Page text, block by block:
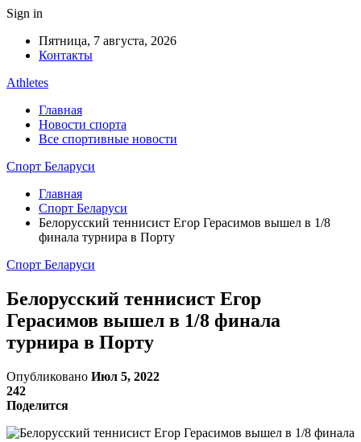
Sign in
Пятница, 7 августа, 2026
Контакты
Athletes
Главная
Новости спорта
Все спортивные новости
Спорт Беларуси
Главная
Спорт Беларуси
Белорусский теннисист Егор Герасимов вышел в 1/8
финала турнира в Порту
Спорт Беларуси
Белорусский теннисист Егор
Герасимов вышел в 1/8 финала
турнира в Порту
Опубликовано Июл 5, 2022
242
Поделится